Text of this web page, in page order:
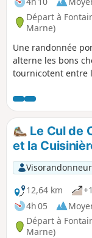
Départ à
Marne)
Une randonnée
alterne les bons
tournicotent entre
Le Cul de
et la
Visorandonneur
12,64 km
4h 05
Départ à
Marne)